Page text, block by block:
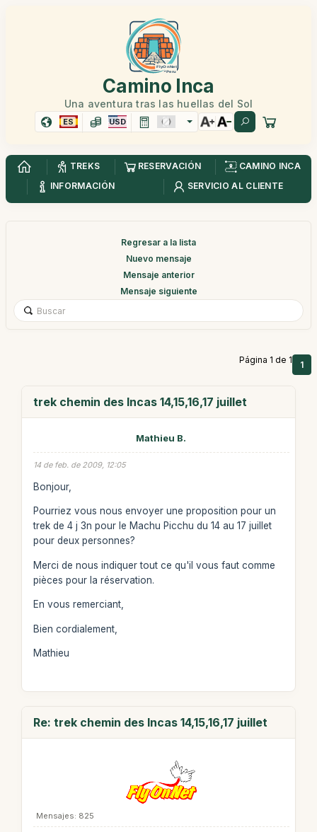
Camino Inca
Una aventura tras las huellas del Sol
ES USD
TREKS RESERVACIÓN
CAMINO INCA
INFORMACIÓN
SERVICIO AL CLIENTE
Regresar a la lista
Nuevo mensaje
Mensaje anterior
Mensaje siguiente
Página 1 de 1 1
trek chemin des Incas 14,15,16,17 juillet
Mathieu B.
14 de feb. de 2009, 12:05
Bonjour,
Pourriez vous nous envoyer une proposition pour un
trek de 4 j 3n pour le Machu Picchu du 14 au 17 juillet
pour deux personnes?
Merci de nous indiquer tout ce qu'il vous faut comme
pièces pour la réservation.
En vous remerciant,
Bien cordialement,
Mathieu
Re: trek chemin des Incas 14,15,16,17 juillet
Mensajes: 825